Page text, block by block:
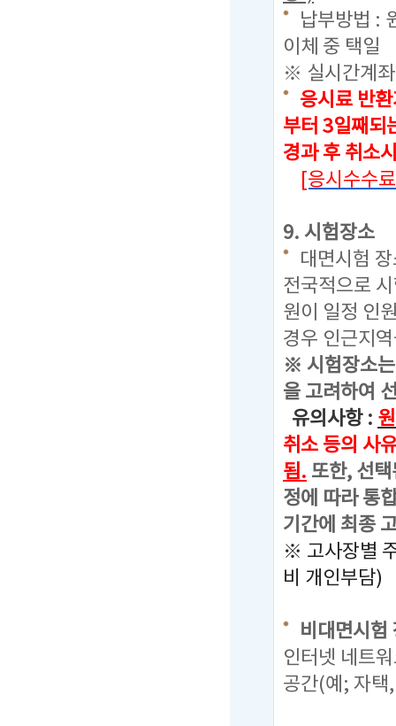
납부방법 :
이체 중 택일
※ 실시간계좌
응시료 반
부터 3일째되
경과 후 취소
[응시수수
9. 시험장소
대면시험
전국적으로
원이 일정 인
경우 인근지
※ 시험장소는
을 고려하여
유의사항 :
취소 등의 사
됨. 또한, 선
정에 따라 통
기간에 최종
※ 고사장별
비 개인부담)
비대면시험
인터넷 네트
공간(예; 자택